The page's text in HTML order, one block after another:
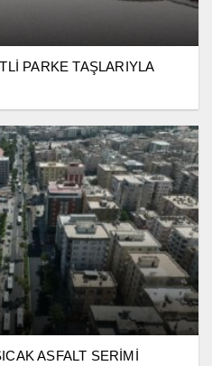
PARKE TAŞLARIYLA
ASFALT SERİMİ